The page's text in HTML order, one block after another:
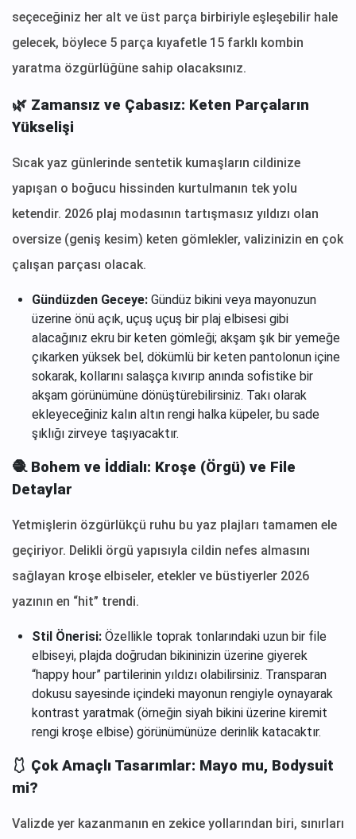
seçeceğiniz her alt ve üst parça birbiriyle eşleşebilir hale
gelecek, böylece 5 parça kıyafetle 15 farklı kombin
yaratma özgürlüğüne sahip olacaksınız.
🌿 Zamansız ve Çabasız: Keten Parçaların
Yükselişi
Sıcak yaz günlerinde sentetik kumaşların cildinize
yapışan o boğucu hissinden kurtulmanın tek yolu
ketendir. 2026 plaj modasının tartışmasız yıldızı olan
oversize (geniş kesim) keten gömlekler, valizinizin en çok
çalışan parçası olacak.
Gündüzden Geceye: Gündüz bikini veya mayonuzun
üzerine önü açık, uçuş uçuş bir plaj elbisesi gibi
alacağınız ekru bir keten gömleği; akşam şık bir yemeğe
çıkarken yüksek bel, dökümlü bir keten pantolonun içine
sokarak, kollarını salaşça kıvırıp anında sofistike bir
akşam görünümüne dönüştürebilirsiniz. Takı olarak
ekleyeceğiniz kalın altın rengi halka küpeler, bu sade
şıklığı zirveye taşıyacaktır.
🧶 Bohem ve İddialı: Kroşe (Örgü) ve File
Detaylar
Yetmişlerin özgürlükçü ruhu bu yaz plajları tamamen ele
geçiriyor. Delikli örgü yapısıyla cildin nefes almasını
sağlayan kroşe elbiseler, etekler ve büstiyerler 2026
yazının en “hit” trendi.
Stil Önerisi: Özellikle toprak tonlarındaki uzun bir file
elbiseyi, plajda doğrudan bikininizin üzerine giyerek
“happy hour” partilerinin yıldızı olabilirsiniz. Transparan
dokusu sayesinde içindeki mayonun rengiyle oynayarak
kontrast yaratmak (örneğin siyah bikini üzerine kiremit
rengi kroşe elbise) görünümünüze derinlik katacaktır.
🩱 Çok Amaçlı Tasarımlar: Mayo mu, Bodysuit
mi?
Valizde yer kazanmanın en zekice yollarından biri, sınırları